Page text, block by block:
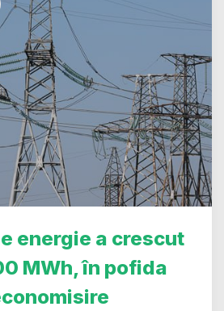
energie a crescut
MWh, în pofida